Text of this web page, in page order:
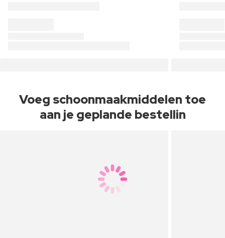
Voeg schoonmaakmiddelen toe
aan je geplande bestellin